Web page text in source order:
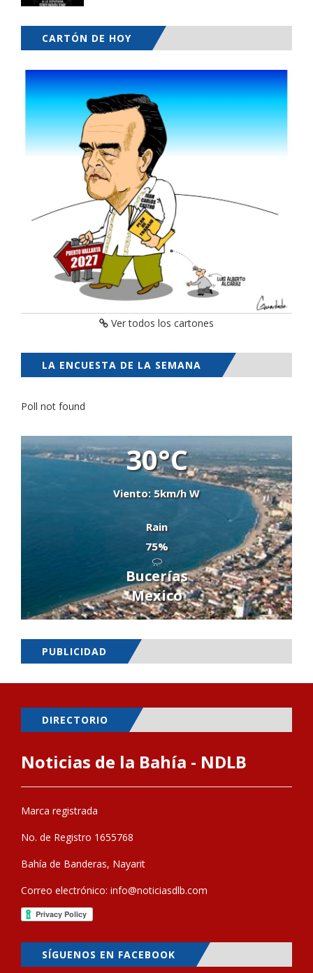
CARTÓN DE HOY
Ver todos los cartones
LA ENCUESTA DE LA SEMANA
Poll not found
30°C
Viento: 5km/h W
Rain
75%
Bucerías
Mexico
PUBLICIDAD
DIRECTORIO
Noticias de la Bahía - NDLB
Marca registrada
No. de Registro 1655768
Bahía de Banderas, Nayarit
Correo electrónico: info@noticiasdlb.com
SÍGUENOS EN FACEBOOK